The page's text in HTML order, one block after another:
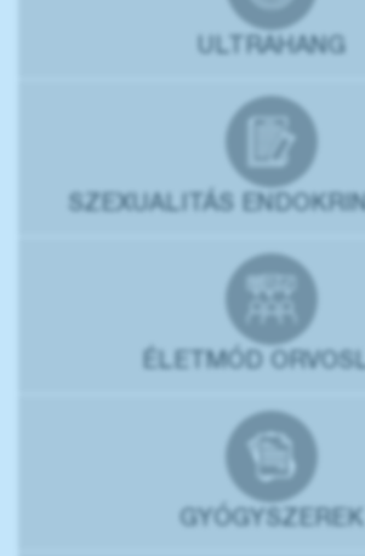
ULTRAHANG
SZEXUALITÁS
ÉLETMÓD
GYÓGYSZEREK